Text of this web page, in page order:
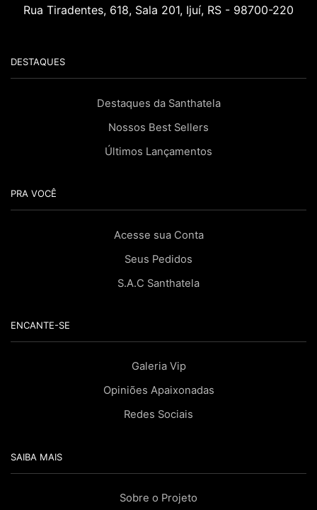
Rua Tiradentes, 618, Sala 201, Ijuí, RS - 98700-220
DESTAQUES
Destaques da Santhatela
Nossos Best Sellers
Últimos Lançamentos
PRA VOCÊ
Acesse sua Conta
Seus Pedidos
S.A.C Santhatela
ENCANTE-SE
Galeria Vip
Opiniões Apaixonadas
Redes Sociais
SAIBA MAIS
Sobre o Projeto